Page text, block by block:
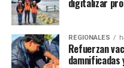
REGIONALES
Refuerzan